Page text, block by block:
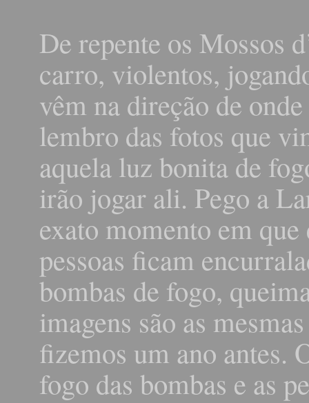
De repente os Mossos
carro, violentos,
vêm na direção de
lembro das fotos que
aquela luz bonita de
irão jogar ali. Pego a
exato momento em
pessoas ficam
bombas de fogo,
imagens são as
fizemos um ano antes.
fogo das bombas e as